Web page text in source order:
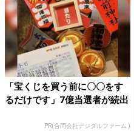
「宝くじを買う前に〇〇をす
るだけです」7億当選者が続出
PR(合同会社デジタルファーム )